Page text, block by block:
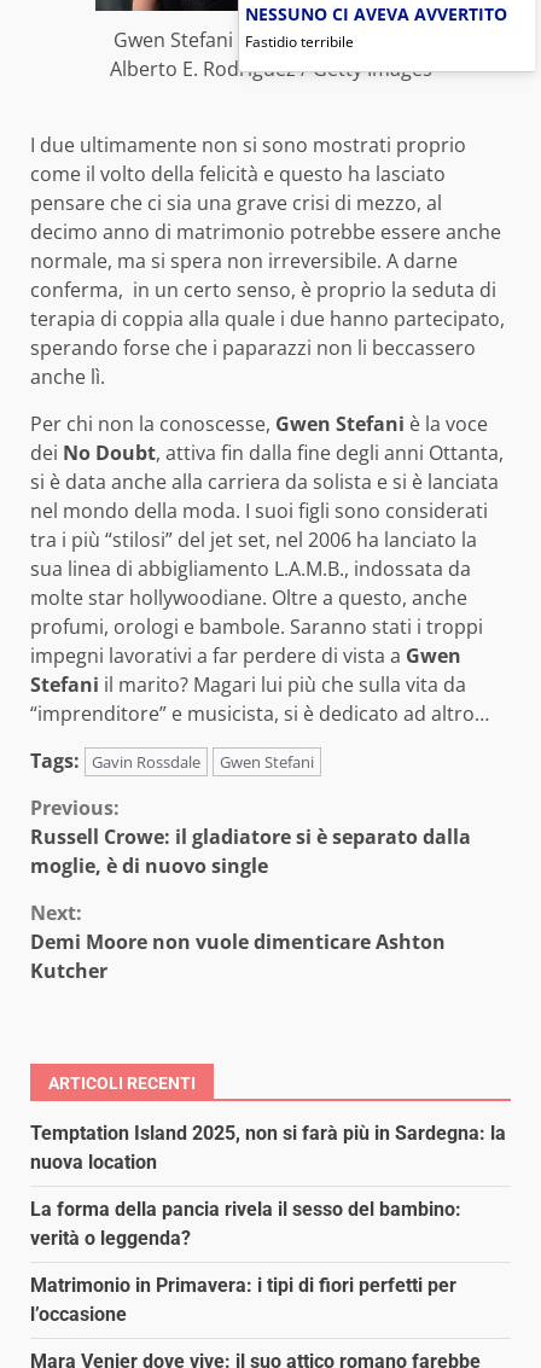
Gwen Stefani e Gavin Rossdale | ©
Alberto E. Rodriguez / Getty Images
I due ultimamente non si sono mostrati proprio
come il volto della felicità e questo ha lasciato
pensare che ci sia una grave crisi di mezzo, al
decimo anno di matrimonio potrebbe essere anche
normale, ma si spera non irreversibile. A darne
conferma, in un certo senso, è proprio la seduta di
terapia di coppia alla quale i due hanno partecipato,
sperando forse che i paparazzi non li beccassero
anche lì.
Per chi non la conoscesse, Gwen Stefani è la voce
dei No Doubt, attiva fin dalla fine degli anni Ottanta,
si è data anche alla carriera da solista e si è lanciata
nel mondo della moda. I suoi figli sono considerati
tra i più “stilosi” del jet set, nel 2006 ha lanciato la
sua linea di abbigliamento L.A.M.B., indossata da
molte star hollywoodiane. Oltre a questo, anche
profumi, orologi e bambole. Saranno stati i troppi
impegni lavorativi a far perdere di vista a Gwen
Stefani il marito? Magari lui più che sulla vita da
“imprenditore” e musicista, si è dedicato ad altro…
Tags:
Gavin Rossdale Gwen Stefani
Continue
Reading
Previous:
Russell Crowe: il gladiatore si è separato dalla
moglie, è di nuovo single
Next:
Demi Moore non vuole dimenticare Ashton
Kutcher
ARTICOLI RECENTI
Temptation Island 2025, non si farà più in Sardegna: la
nuova location
La forma della pancia rivela il sesso del bambino:
verità o leggenda?
Matrimonio in Primavera: i tipi di fiori perfetti per
l’occasione
Mara Venier dove vive: il suo attico romano farebbe
NESSUNO CI AVEVA AVVERTITO
Fastidio terribile